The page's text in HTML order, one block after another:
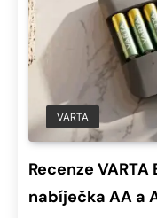
VARTA
Recenze
nabíječka AA a